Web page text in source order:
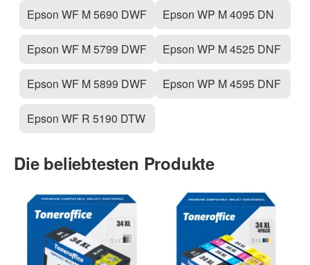
Epson WF M 5690 DWF
Epson WF M 5799 DWF
Epson WF M 5899 DWF
Epson WF R 5190 DTW
Epson WP M 4095 DN
Epson WP M 4525 DNF
Epson WP M 4595 DNF
Die beliebtesten Produkte